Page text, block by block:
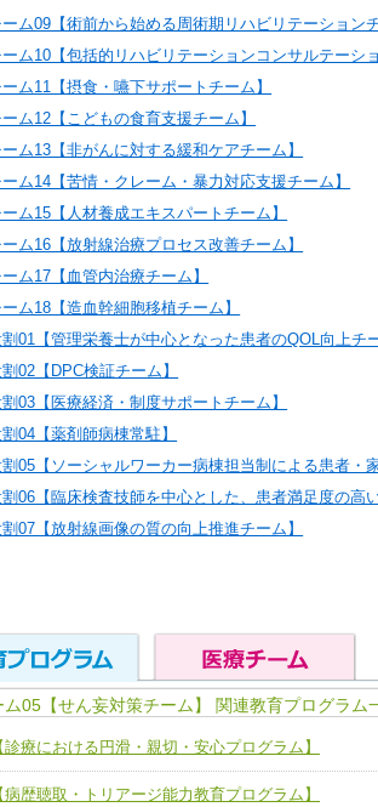
ム09【術前から始める周術期リハビリテーション
ム10【包括的リハビリテーションコンサルテーシ
ム11【摂食・嚥下サポートチーム】
ム12【こどもの食育支援チーム】
ム13【非がんに対する緩和ケアチーム】
ム14【苦情・クレーム・暴力対応支援チーム】
ム15【人材養成エキスパートチーム】
ム16【放射線治療プロセス改善チーム】
ム17【血管内治療チーム】
ム18【造血幹細胞移植チーム】
01【管理栄養士が中心となった患者のQOL向上チ
02【DPC検証チーム】
03【医療経済・制度サポートチーム】
04【薬剤師病棟常駐】
05【ソーシャルワーカー病棟担当制による患者・
06【臨床検査技師を中心とした、患者満足度の高
07【放射線画像の質の向上推進チーム】
ト１ 医療人としての基礎能力
医療を実践する医療人として、必要な基礎能力を身
01【病院内横断的問題解決チーム】
ム05【せん妄対策チーム】 関連教育プログラム
診療における円滑・親切・安心プログラム】
病歴聴取・トリアージ能力教育プログラム】